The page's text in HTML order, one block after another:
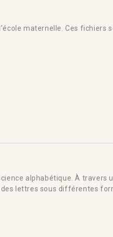
maternelle. Ces fichiers
alphabétique. À travers
lettres sous différentes